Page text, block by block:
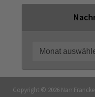
Copyright © 2026 Narr